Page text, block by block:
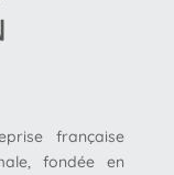
française
fondée en